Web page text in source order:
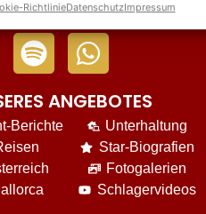
RichtlinieDatenschutzImpressum
ANGEBOTES
Berichte
Unterhaltung
Star-Biografien
Fotogalerien
Schlagervideos